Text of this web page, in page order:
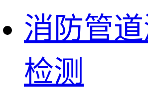
消防管
检测